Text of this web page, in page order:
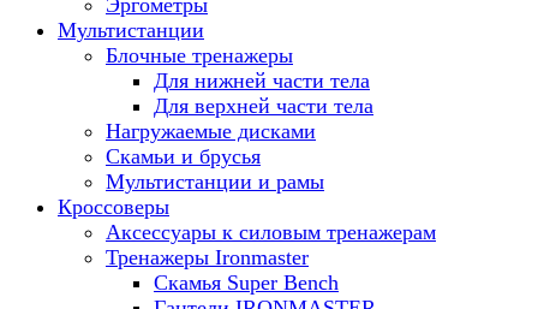
Эргометры
Мультистанции
Блочные тренажеры
Для нижней части тела
Для верхней части тела
Нагружаемые дисками
Скамьи и брусья
Мультистанции и рамы
Кроссоверы
Аксессуары к силовым тренажерам
Тренажеры Ironmaster
Скамья Super Bench